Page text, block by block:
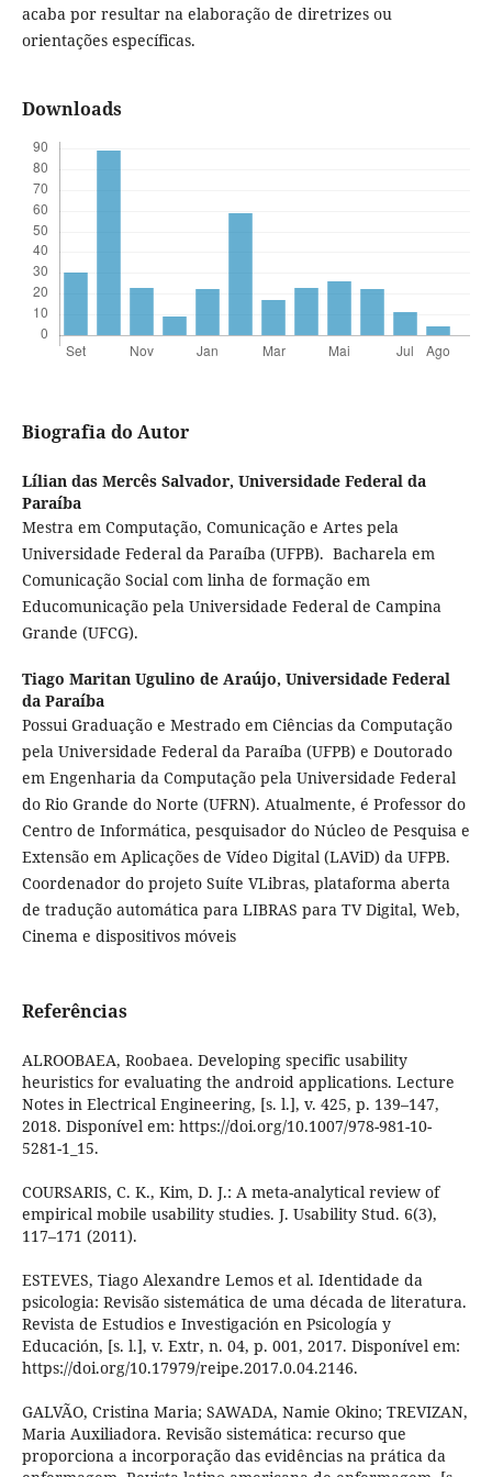
acaba por resultar na elaboração de diretrizes ou
orientações específicas.
Downloads
Biografia do Autor
Lílian das Mercês Salvador, Universidade Federal da
Paraíba
Mestra em Computação, Comunicação e Artes pela
Universidade Federal da Paraíba (UFPB). Bacharela em
Comunicação Social com linha de formação em
Educomunicação pela Universidade Federal de Campina
Grande (UFCG).
Tiago Maritan Ugulino de Araújo, Universidade Federal
da Paraíba
Possui Graduação e Mestrado em Ciências da Computação
pela Universidade Federal da Paraíba (UFPB) e Doutorado
em Engenharia da Computação pela Universidade Federal
do Rio Grande do Norte (UFRN). Atualmente, é Professor do
Centro de Informática, pesquisador do Núcleo de Pesquisa e
Extensão em Aplicações de Vídeo Digital (LAViD) da UFPB.
Coordenador do projeto Suíte VLibras, plataforma aberta
de tradução automática para LIBRAS para TV Digital, Web,
Cinema e dispositivos móveis
Referências
ALROOBAEA, Roobaea. Developing specific usability
heuristics for evaluating the android applications. Lecture
Notes in Electrical Engineering, [s. l.], v. 425, p. 139–147,
2018. Disponível em: https://doi.org/10.1007/978-981-10-
5281-1_15.
COURSARIS, C. K., Kim, D. J.: A meta-analytical review of
empirical mobile usability studies. J. Usability Stud. 6(3),
117–171 (2011).
ESTEVES, Tiago Alexandre Lemos et al. Identidade da
psicologia: Revisão sistemática de uma década de literatura.
Revista de Estudios e Investigación en Psicología y
Educación, [s. l.], v. Extr, n. 04, p. 001, 2017. Disponível em:
https://doi.org/10.17979/reipe.2017.0.04.2146.
GALVÃO, Cristina Maria; SAWADA, Namie Okino; TREVIZAN,
Maria Auxiliadora. Revisão sistemática: recurso que
proporciona a incorporação das evidências na prática da